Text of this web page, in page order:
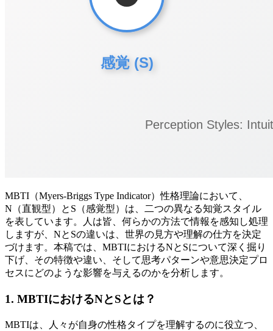
MBTI（Myers-Briggs Type Indicator）性格理論において、
N（直観型）とS（感覚型）は、二つの異なる知覚スタイル
を表しています。人は皆、何らかの方法で情報を感知し処理
しますが、NとSの違いは、世界の見方や理解の仕方を決定
づけます。本稿では、MBTIにおけるNとSについて深く掘り
下げ、その特徴や違い、そして思考パターンや意思決定プロ
セスにどのような影響を与えるのかを分析します。
1. MBTIにおけるNとSとは？
MBTIは、人々が自身の性格タイプを理解するのに役立つ、